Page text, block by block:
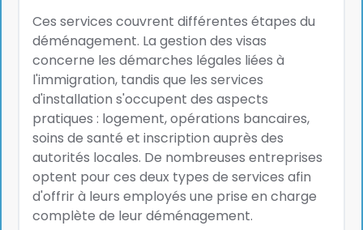
Ces services couvrent différentes étapes du
déménagement. La gestion des visas
concerne les démarches légales liées à
l'immigration, tandis que les services
d'installation s'occupent des aspects
pratiques : logement, opérations bancaires,
soins de santé et inscription auprès des
autorités locales. De nombreuses entreprises
optent pour ces deux types de services afin
d'offrir à leurs employés une prise en charge
complète de leur déménagement.